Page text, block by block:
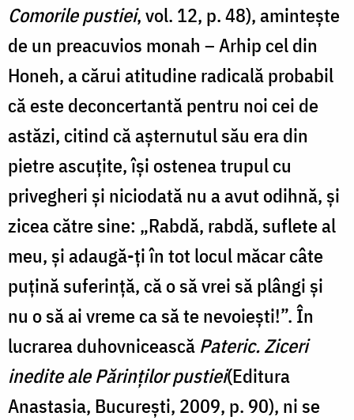
Comorile pustiei, vol. 12, p. 48), amintește
de un preacuvios monah – Arhip cel din
Honeh, a cărui atitudine radicală probabil
că este deconcertantă pentru noi cei de
astăzi, citind că așternutul său era din
pietre ascuțite, își ostenea trupul cu
privegheri și niciodată nu a avut odihnă, și
zicea către sine: „Rabdă, rabdă, suflete al
meu, și adaugă-ți în tot locul măcar câte
puțină suferință, că o să vrei să plângi și
nu o să ai vreme ca să te nevoiești!”. În
lucrarea duhovnicească Pateric. Ziceri
inedite ale Părinților pustiei(Editura
Anastasia, București, 2009, p. 90), ni se